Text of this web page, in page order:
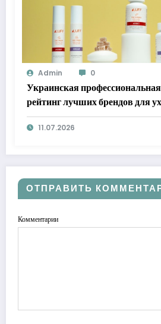
Admin 0
Украинская
рейтинг лучших брендов для
11.07.2026
ОТПРАВИТЬ
Комментарии